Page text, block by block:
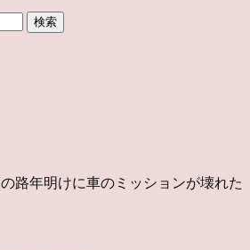
路年明けに車のミッションが壊れた